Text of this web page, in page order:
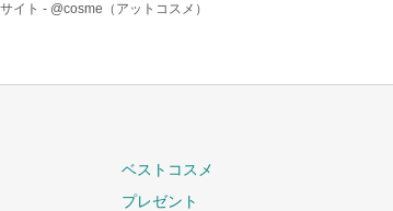
イト - @cosme（アットコスメ）
ベストコスメ
プレゼント